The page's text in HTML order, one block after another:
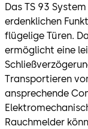
Das TS 93
erdenklichen
flügelige Türen.
ermöglicht eine
Transportieren
ansprechende
Rauchmelder